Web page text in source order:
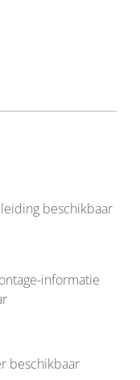
beschikbaar
informatie
beschikbaar